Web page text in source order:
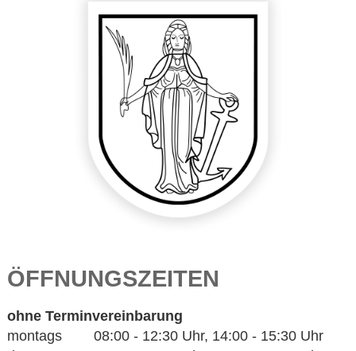
ÖFFNUNGSZEITEN
ohne Terminvereinbarung
montags 08:00 - 12:30 Uhr, 14:00 - 15:30 Uhr